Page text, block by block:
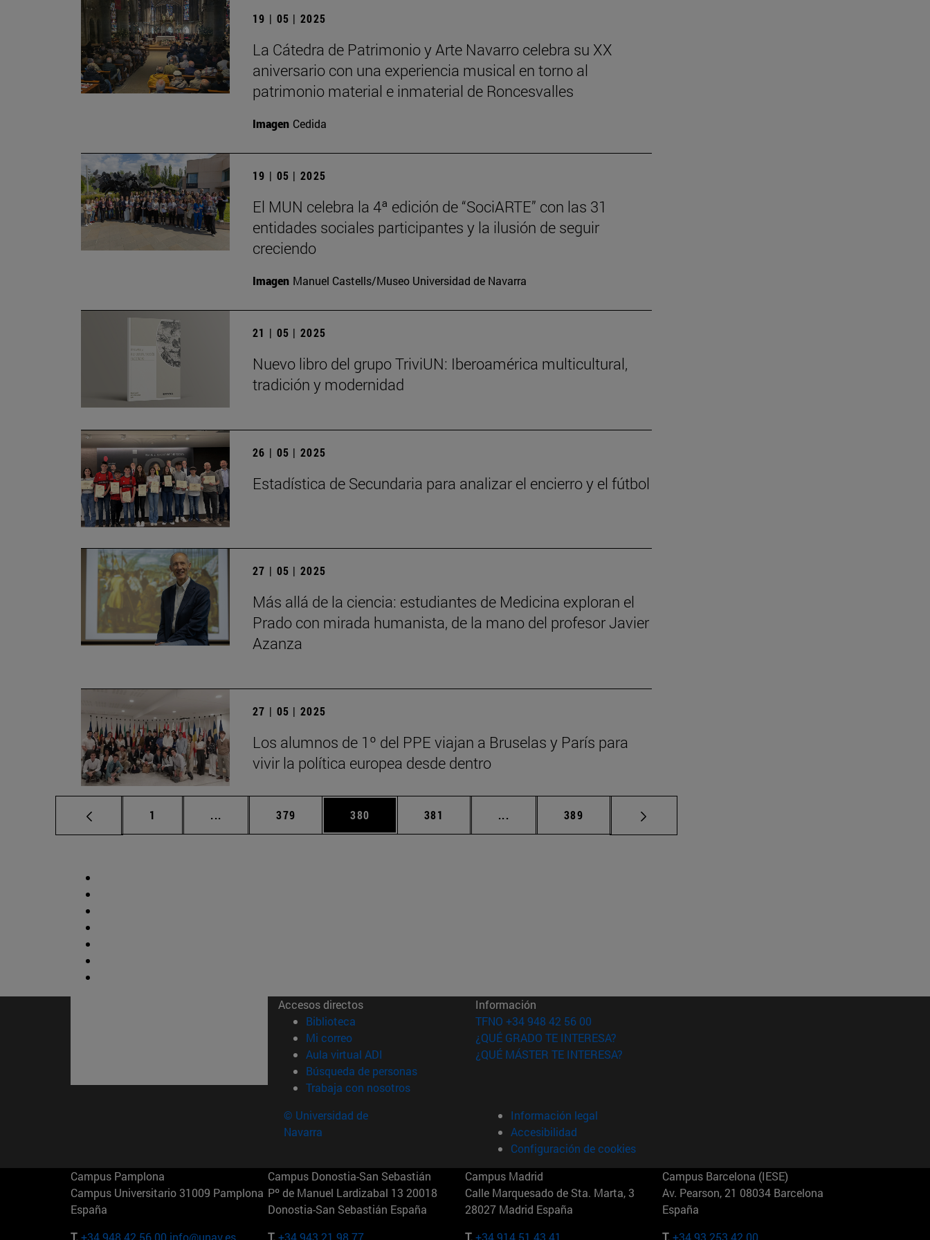
19 | 05 | 2025
La Cátedra de Patrimonio y Arte Navarro celebra su XX
aniversario con una experiencia musical en torno al
patrimonio material e inmaterial de Roncesvalles
Imagen Cedida
19 | 05 | 2025
El MUN celebra la 4ª edición de “SociARTE” con las 31
entidades sociales participantes y la ilusión de seguir
creciendo
Imagen Manuel Castells/Museo Universidad de Navarra
21 | 05 | 2025
Nuevo libro del grupo TriviUN: Iberoamérica multicultural,
tradición y modernidad
26 | 05 | 2025
Estadística de Secundaria para analizar el encierro y el fútbol
27 | 05 | 2025
Más allá de la ciencia: estudiantes de Medicina exploran el
Prado con mirada humanista, de la mano del profesor Javier
Azanza
27 | 05 | 2025
Los alumnos de 1º del PPE viajan a Bruselas y París para
vivir la política europea desde dentro
Página
1 ... Páginas intermedias Use TAB para desplazarse.
Página
379 Página
380 Página
381 ... Páginas intermedias Use TAB para desplazarse.
Página
389
Accesos directos
Biblioteca (abre en nueva ventana)
Mi correo(abre en nueva ventana)
Aula virtual ADI (abre en nueva ventana)
Búsqueda de personas(abre en nueva ventana)
Trabaja con nosotros(abre en nueva ventana)
Información
TFNO +34 948 42 56 00
¿QUÉ GRADO TE INTERESA?
¿QUÉ MÁSTER TE INTERESA?
© Universidad de
Navarra
Información legal
Accesibilidad
Configuración de cookies
Campus Pamplona
Campus Universitario 31009 Pamplona
España
T. +34 948 42 56 00 info@unav.es
Campus Donostia-San Sebastián
Pº de Manuel Lardizabal 13 20018
Donostia-San Sebastián España
T. +34 943 21 98 77
Campus Madrid
Calle Marquesado de Sta. Marta, 3
28027 Madrid España
T. +34 914 51 43 41
Campus Barcelona (IESE)
Av. Pearson, 21 08034 Barcelona
España
T. +34 93 253 42 00